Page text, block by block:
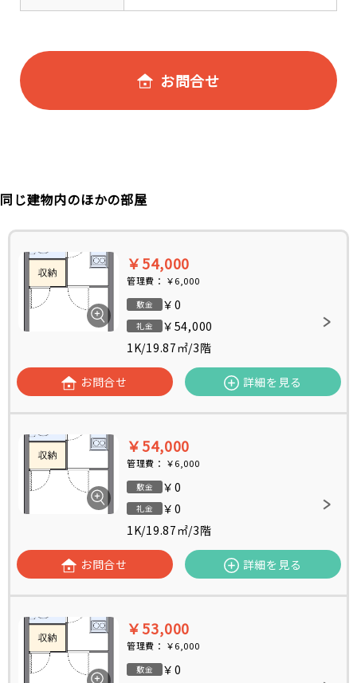
お問合せ
同じ建物内のほかの部屋
￥54,000
管理費： ￥6,000
敷金 ￥0
礼金
￥54,000
1K/19.87㎡/3階
お問合せ 詳細を見る
￥54,000
管理費： ￥6,000
敷金 ￥0
礼金
￥0
1K/19.87㎡/3階
お問合せ 詳細を見る
￥53,000
管理費： ￥6,000
敷金 ￥0